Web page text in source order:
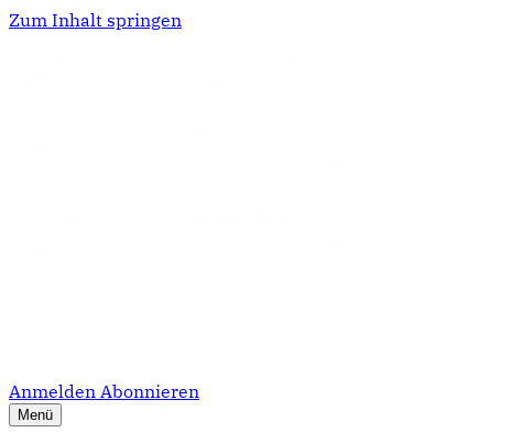
Zum Inhalt springen
Anmelden Abonnieren
Menü